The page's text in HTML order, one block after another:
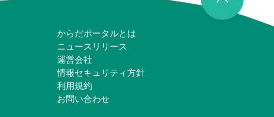
からだポータルとは
ニュースリリース
運営会社
情報セキュリティ⽅針
利用規約
お問い合わせ